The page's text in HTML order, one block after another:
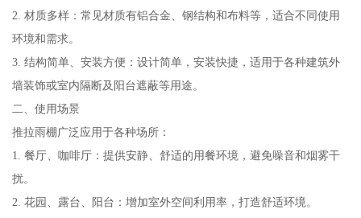
2. 材质多样：常见材质有铝合金、钢结构和布料等，适合不同使用
环境和需求。
3. 结构简单、安装方便：设计简单，安装快捷，适用于各种建筑外
墙装饰或室内隔断及阳台遮蔽等用途。
二、使用场景
推拉雨棚广泛应用于各种场所：
1. 餐厅、咖啡厅：提供安静、舒适的用餐环境，避免噪音和烟雾干
扰。
2. 花园、露台、阳台：增加室外空间利用率，打造舒适环境。